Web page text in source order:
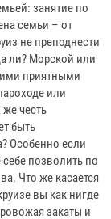
занятие по
семьи – от
не преподнести
ли? Морской или
приятными
или
честь
быть
Особенно если
позволить по
Что же касается
вы как нигде
закаты и